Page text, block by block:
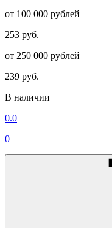
от 100 000 рублей
253 руб.
от 250 000 рублей
239 руб.
В наличии
0.0
0